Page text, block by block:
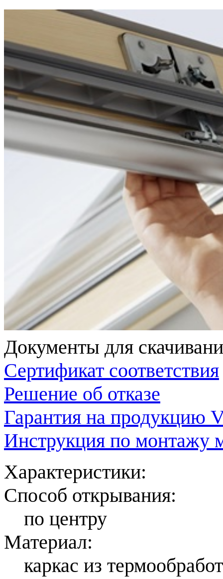
Документы для
Сертификат соответствия
Решение об отказе
Гарантия на продукцию
Инструкция по монтажу
Характеристики:
Способ открывания:
по центру
Материал:
каркас из